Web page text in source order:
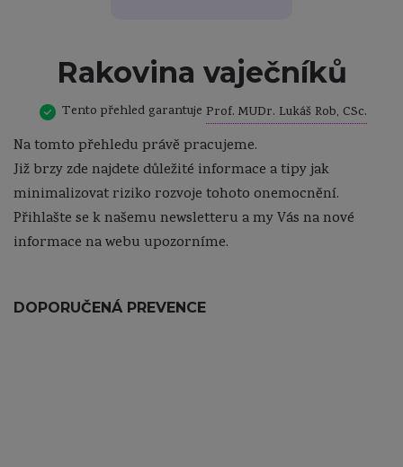
Rakovina vaječníků
Tento přehled garantuje Prof. MUDr. Lukáš Rob, CSc.
Na tomto přehledu právě pracujeme.
Již brzy zde najdete důležité informace a tipy jak
minimalizovat riziko rozvoje tohoto onemocnění.
Přihlašte se k našemu newsletteru a my Vás na nové
informace na webu upozorníme.
DOPORUČENÁ PREVENCE